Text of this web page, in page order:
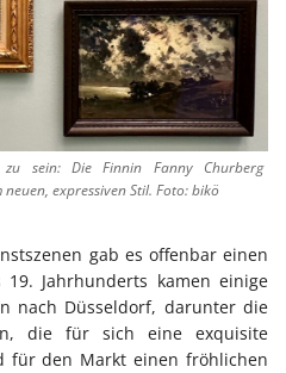
sein: Die Finnin Fanny Churberg
expressiven Stil. Foto: bikö
gab es offenbar einen
Jahrhunderts kamen einige
nach Düsseldorf, darunter die
die für sich eine exquisite
für den Markt einen fröhlichen